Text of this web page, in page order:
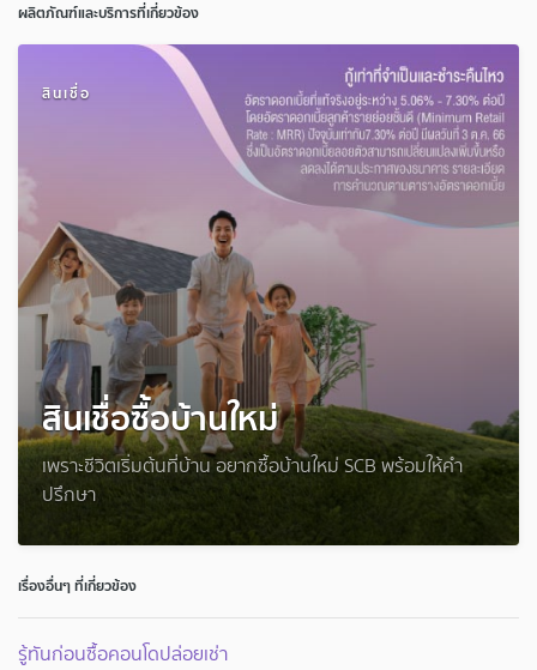
ผลิตภัณฑ์และบริการที่เกี่ยวข้อง
สินเชื่อ
สินเชื่อซื้อบ้านใหม่
เพราะชีวิตเริ่มต้นที่บ้าน อยากซื้อบ้านใหม่ SCB พร้อมให้คำ
ปรึกษา
เรื่องอื่นๆ ที่เกี่ยวข้อง
รู้ทันก่อนซื้อคอนโดปล่อยเช่า